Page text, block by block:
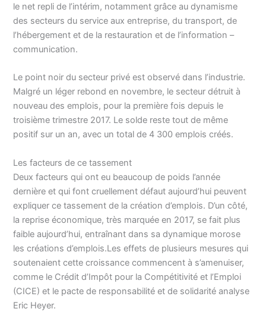
le net repli de l’intérim, notamment grâce au dynamisme
des secteurs du service aux entreprise, du transport, de
l’hébergement et de la restauration et de l’information –
communication.
Le point noir du secteur privé est observé dans l’industrie.
Malgré un léger rebond en novembre, le secteur détruit à
nouveau des emplois, pour la première fois depuis le
troisième trimestre 2017. Le solde reste tout de même
positif sur un an, avec un total de 4 300 emplois créés.
Les facteurs de ce tassement
Deux facteurs qui ont eu beaucoup de poids l’année
dernière et qui font cruellement défaut aujourd’hui peuvent
expliquer ce tassement de la création d’emplois. D’un côté,
la reprise économique, très marquée en 2017, se fait plus
faible aujourd’hui, entraînant dans sa dynamique morose
les créations d’emplois.Les effets de plusieurs mesures qui
soutenaient cette croissance commencent à s’amenuiser,
comme le Crédit d’Impôt pour la Compétitivité et l’Emploi
(CICE) et le pacte de responsabilité et de solidarité analyse
Eric Heyer.